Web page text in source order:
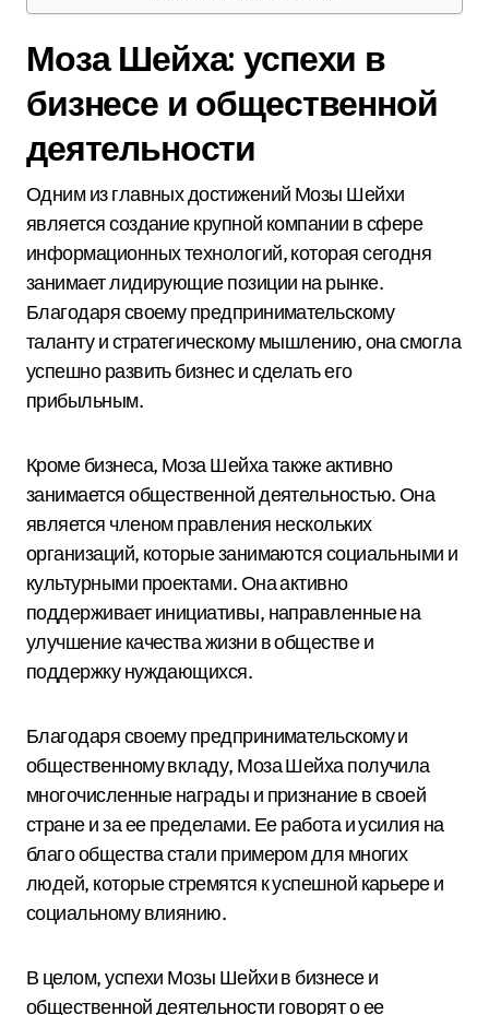
Моза Шейха: успехи в
бизнесе и общественной
деятельности
Одним из главных достижений Мозы Шейхи
является создание крупной компании в сфере
информационных технологий, которая сегодня
занимает лидирующие позиции на рынке.
Благодаря своему предпринимательскому
таланту и стратегическому мышлению, она смогла
успешно развить бизнес и сделать его
прибыльным.
Кроме бизнеса, Моза Шейха также активно
занимается общественной деятельностью. Она
является членом правления нескольких
организаций, которые занимаются социальными и
культурными проектами. Она активно
поддерживает инициативы, направленные на
улучшение качества жизни в обществе и
поддержку нуждающихся.
Благодаря своему предпринимательскому и
общественному вкладу, Моза Шейха получила
многочисленные награды и признание в своей
стране и за ее пределами. Ее работа и усилия на
благо общества стали примером для многих
людей, которые стремятся к успешной карьере и
социальному влиянию.
В целом, успехи Мозы Шейхи в бизнесе и
общественной деятельности говорят о ее